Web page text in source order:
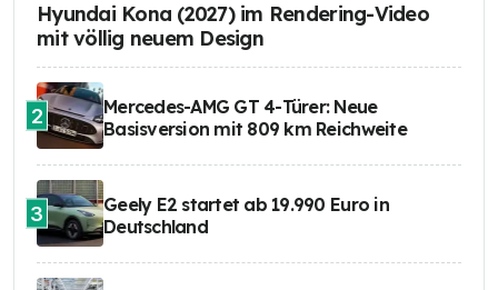
Hyundai Kona (2027) im Rendering-Video
mit völlig neuem Design
2
Mercedes-AMG GT 4-Türer: Neue
Basisversion mit 809 km Reichweite
3
Geely E2 startet ab 19.990 Euro in
Deutschland